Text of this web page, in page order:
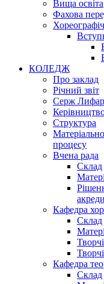
Вища освіта
Фахова
КОЛЕДЖ
Про заклад
Річний звіт
Серж Лифар
Структура
процесу
Вчена рада
Cклад
Кафедра
Склад
Кафедра
Склад